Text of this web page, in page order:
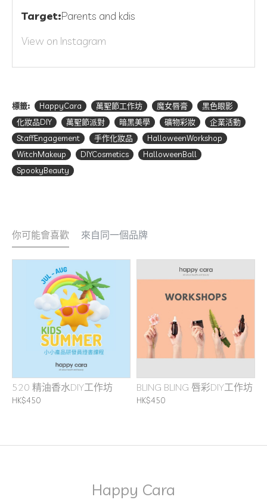
Target:Parents and kdis
View on Instagram
標籤: HappyCara 萬聖節工作坊 魔女唇膏
黑色眼影
化妝品DIY
萬聖節派對 暗黑美學 礦物彩妝
企業活動
StaffEngagement
手作化妝品
HalloweenWorkshop
WitchMakeup
DIYCosmetics
HalloweenBall
SpookyBeauty
你可能會喜歡 來自同一個品牌
520 精油香水DIY工作坊
HK$450
BLING BLING 唇彩DIY工作坊
HK$450
Happy Cara